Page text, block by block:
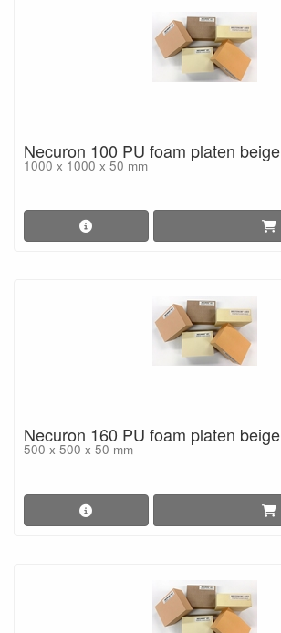
Necuron 100 PU foam platen beige
1000 x 1000 x 50 mm
Necuron 160 PU foam platen beige
500 x 500 x 50 mm